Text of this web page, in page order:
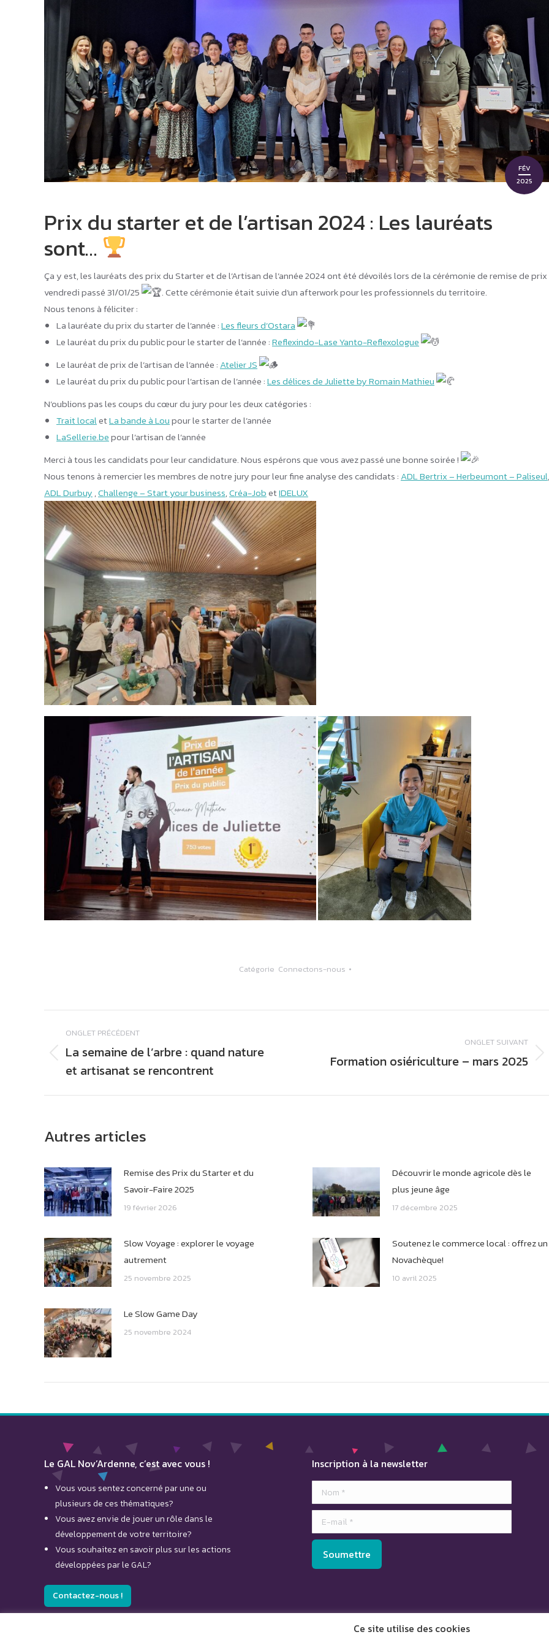
faire de l’année 2025
Novachèque
FÉV
2025
Prix du starter et de l’artisan 2024 : Les lauréats
sont…
Ça y est, les lauréats des prix du Starter et de l’Artisan de l’année 2024 ont été dévoilés lors de la cérémonie de remise de prix
vendredi passé 31/01/25
. Cette cérémonie était suivie d’un afterwork pour les professionnels du territoire.
Nous tenons à féliciter :
La lauréate du prix du starter de l’année :Les fleurs d’Ostara
Le lauréat du prix du public pour le starter de l’année :Reflexindo-Lase Yanto-Reflexologue
Le lauréat de prix de l’artisan de l’année : Atelier JS
Le lauréat du prix du public pour l’artisan de l’année :Les délices de Juliette by Romain Mathieu
N’oublions pas les coups du cœur du jury pour les deux catégories :
Trait localetLa bande à Loupour le starter de l’année
LaSellerie.bepour l’artisan de l’année
Merci à tous les candidats pour leur candidature. Nous espérons que vous avez passé une bonne soirée !
Nous tenons à remercier les membres de notre jury pour leur fine analyse des candidats : ADL Bertrix – Herbeumont – Paliseul,
ADL Durbuy ,Challenge – Start your business,Créa-JobetIDELUX
Catégorie Connectons-nous
de
commentaire
ONGLET PRÉCÉDENT
Onglet
précédent
La semaine de l’arbre : quand nature
et artisanat se rencontrent
ONGLET SUIVANT
OngletFormation osiériculture – mars 2025
Autres articles
Remise des Prix du Starter et du
Savoir-Faire 2025
19 février 2026
Découvrir le monde agricole dès le
plus jeune âge
17 décembre 2025
Slow Voyage : explorer le voyage
autrement
25 novembre 2025
Soutenez le commerce local : offrez un
Novachèque!
10 avril 2025
Le Slow Game Day
25 novembre 2024
Le GAL Nov’Ardenne, c’est avec vous !
Vous vous sentez concerné par une ou
plusieurs de ces thématiques?
Vous avez envie de jouer un rôle dans le
développement de votre territoire?
Vous souhaitez en savoir plus sur les actions
développées par le GAL?
Contactez-nous !
Inscription à la newsletter
Nom *
E-mail *
Soumettre
Ce site utilise des cookies